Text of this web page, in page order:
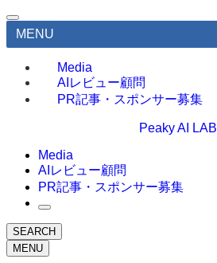
MENU
Media
AIレビュー顧問
PR記事・スポンサー募集
Peaky AI LAB
Media
AIレビュー顧問
PR記事・スポンサー募集
SEARCH
MENU